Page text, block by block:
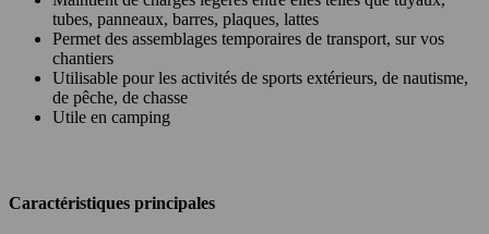
tubes, panneaux, barres, plaques, lattes
Permet des assemblages temporaires de transport, sur vos
chantiers
Utilisable pour les activités de sports extérieurs, de nautisme,
de pêche, de chasse
Utile en camping
Caractéristiques principales